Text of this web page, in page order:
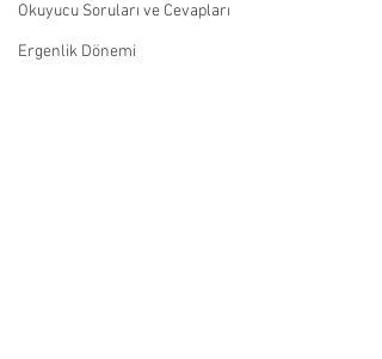
Okuyucu Soruları ve Cevapları
Ergenlik Dönemi